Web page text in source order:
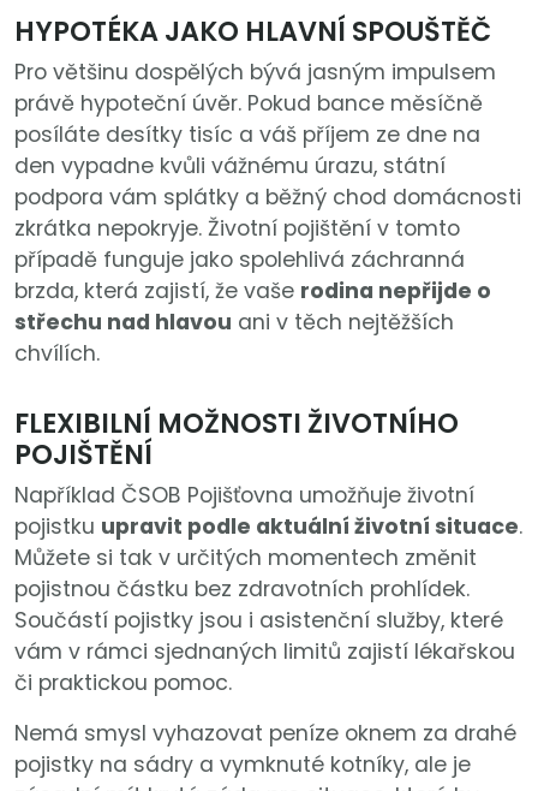
HYPOTÉKA JAKO HLAVNÍ SPOUŠTĚČ
Pro většinu dospělých bývá jasným impulsem
právě hypoteční úvěr. Pokud bance měsíčně
posíláte desítky tisíc a váš příjem ze dne na
den vypadne kvůli vážnému úrazu, státní
podpora vám splátky a běžný chod domácnosti
zkrátka nepokryje. Životní pojištění v tomto
případě funguje jako spolehlivá záchranná
brzda, která zajistí, že vaše rodina nepřijde o
střechu nad hlavou ani v těch nejtěžších
chvílích.
FLEXIBILNÍ MOŽNOSTI ŽIVOTNÍHO
POJIŠTĚNÍ
Například ČSOB Pojišťovna umožňuje životní
pojistku upravit podle aktuální životní situace.
Můžete si tak v určitých momentech změnit
pojistnou částku bez zdravotních prohlídek.
Součástí pojistky jsou i asistenční služby, které
vám v rámci sjednaných limitů zajistí lékařskou
či praktickou pomoc.
Nemá smysl vyhazovat peníze oknem za drahé
pojistky na sádry a vymknuté kotníky, ale je